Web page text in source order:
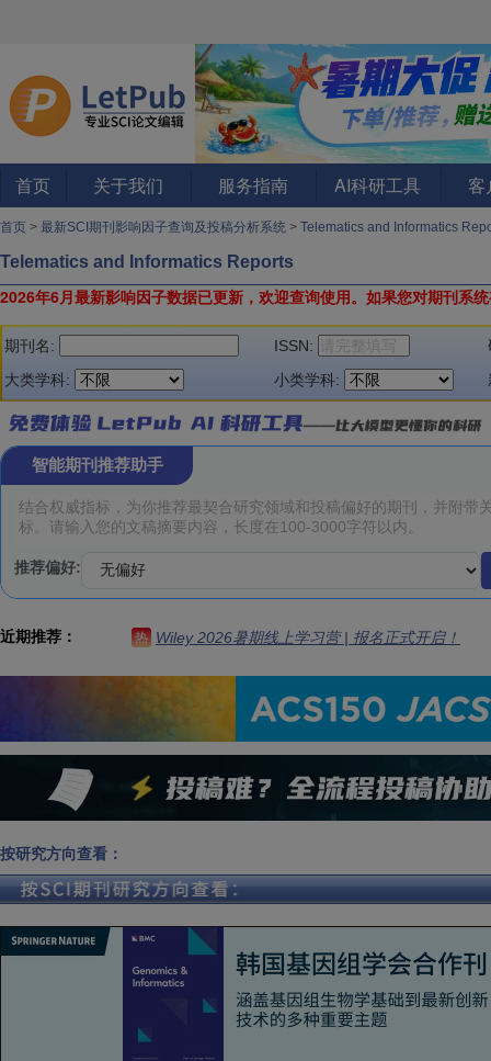
首页 关于我们 服务指南 AI科研工具 客
首页 > 最新SCI期刊影响因子查询及投稿分析系统 > Telematics and Informatics
Telematics and Informatics Reports
2026年6月最新影响因子数据已更新，欢迎查询使用。 如果您对期刊系
期刊名: ISSN:
大类学科:
小类学科:
智能期刊推荐助手
推荐偏好:
近期推荐： 热 Wiley 2026暑期线上学习营 | 报名正式开启！
按研究方向查看：